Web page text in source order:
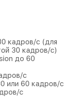
кадров/с (для
30 кадров/с)
до 60
с
или 60 кадров/ с
с